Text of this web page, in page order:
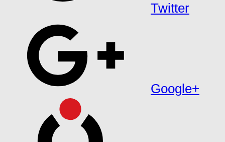
Twitter
Google+